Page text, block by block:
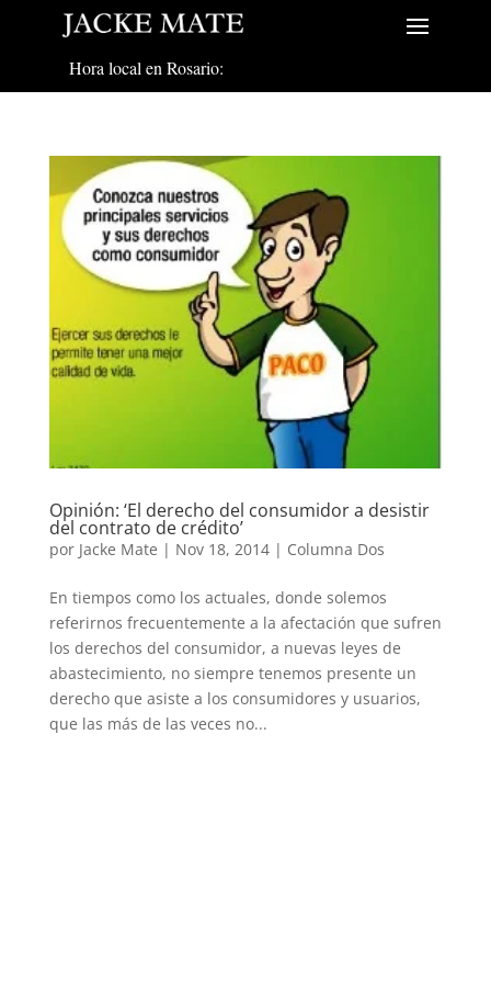
Hora local en Rosario:
Opinión: ‘El derecho del consumidor a desistir
del contrato de crédito’
por Jacke Mate | Nov 18, 2014| Columna Dos
En tiempos como los actuales, donde solemos
referirnos frecuentemente a la afectación que sufren
los derechos del consumidor, a nuevas leyes de
abastecimiento, no siempre tenemos presente un
derecho que asiste a los consumidores y usuarios,
que las más de las veces no...